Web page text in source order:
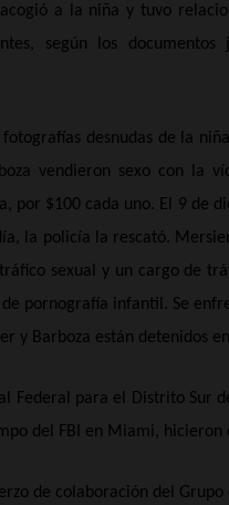
a la niña y tuvo
según los
desnudas de la
vendieron sexo con la
por $100 cada uno. El 9 de
la policía la rescató.
sexual y un cargo de
pornografía infantil. Se
y Barboza están detenidos
Federal para el Distrito Sur
del FBI en Miami, hicieron
de colaboración del